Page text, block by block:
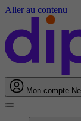
Aller au contenu
Mon compte